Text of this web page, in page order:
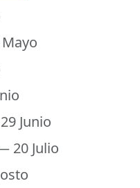
Junio
20 Julio